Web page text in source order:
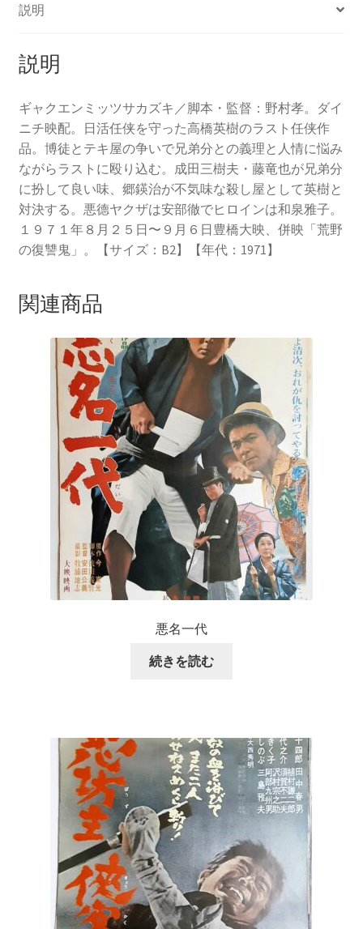
説明
説明
ギャクエンミッツサカズキ／脚本・監督：野村孝。ダイ
ニチ映配。日活任侠を守った高橋英樹のラスト任侠作
品。博徒とテキ屋の争いで兄弟分との義理と人情に悩み
ながらラストに殴り込む。成田三樹夫・藤竜也が兄弟分
に扮して良い味、郷鍈治が不気味な殺し屋として英樹と
対決する。悪德ヤクザは安部徹でヒロインは和泉雅子。
１９７１年８月２５日〜９月６日豊橋大映、併映「荒野
の復讐鬼」。【サイズ：B2】【年代：1971】
関連商品
悪名一代
続きを読む